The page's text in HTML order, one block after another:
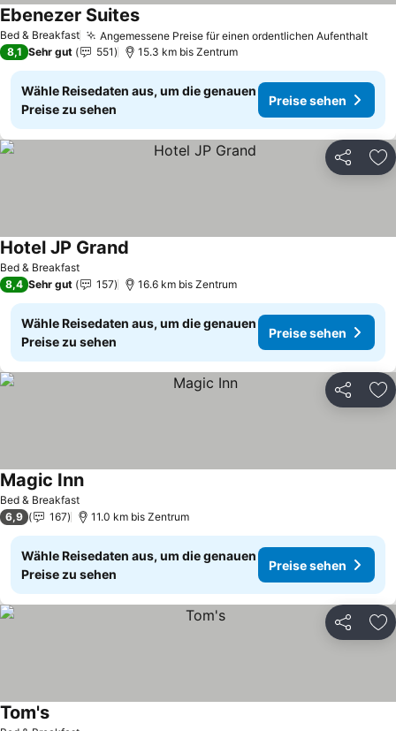
Bed & Breakfast Angemessene Preise für einen ordentlichen Aufenthalt
Ebenezer Suites
8,1 Sehr gut 551 15.3 km bis Zentrum
Wähle Reisedaten aus, um die genauen
Preise zu sehen
Preise sehen
Teilen
Bed & Breakfast
Hotel JP Grand
8,4 Sehr gut 157 16.6 km bis Zentrum
Wähle Reisedaten aus, um die genauen
Preise zu sehen
Preise sehen
Teilen
Bed & Breakfast
Magic Inn
6,9 167 11.0 km bis Zentrum
Wähle Reisedaten aus, um die genauen
Preise zu sehen
Preise sehen
Teilen
Tom's